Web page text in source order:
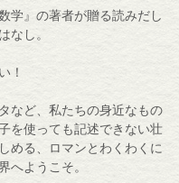
学』の著者が贈る読みだし
なし。
！
など、私たちの身近なもの
を使っても記述できない壮
める、ロマンとわくわくに
へようこそ。